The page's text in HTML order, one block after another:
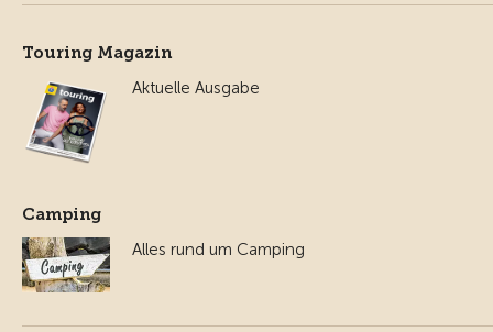
Touring Magazin
Aktuelle Ausgabe
Camping
Alles rund um Camping